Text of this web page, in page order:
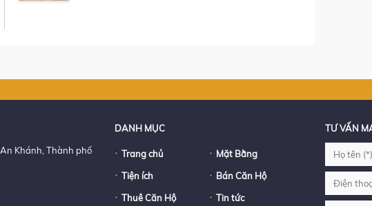
Khánh, Thành phố
DANH MỤC
Trang chủ
Mặt Bằng
Tiện ích
Bán Căn Hộ
Thuê Căn Hộ
Tin tức
TƯ VẤN